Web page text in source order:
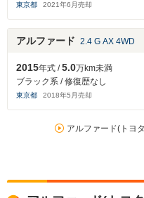
東京都 2021年6 月売却
アルファード 2.4 G AX 4WD
2015年式 /5.0万km未満
ブラック系 / 修復歴なし
東京都 2018年5 月売却
アルファード(トヨ